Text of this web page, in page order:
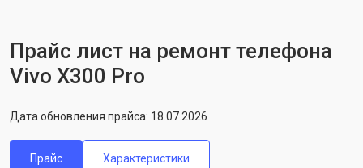
Прайс лист на ремонт телефона
Vivo X300 Pro
Дата обновления прайса: 18.07.2026
Прайс Характеристики